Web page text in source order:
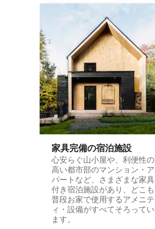
家具完備の宿⁠泊⁠施⁠設
心安らぐ山小屋や、利便性の
高い都市部のマンション・ア
パートなど、さまざまな家具
付き宿泊施設があり、どこも
普段お家で使用するアメニテ
ィ・設備がすべてそろってい
ます。